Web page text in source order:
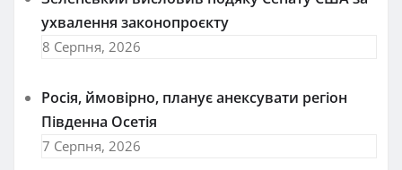
ухвалення законопроєкту
8 Серпня, 2026
Росія, ймовірно, планує анексувати регіон
Південна Осетія
7 Серпня, 2026